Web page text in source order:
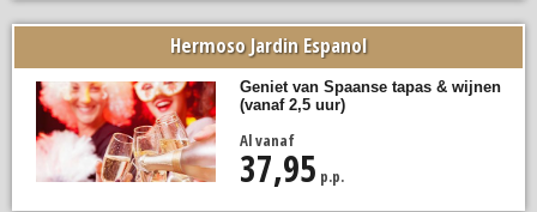
Hermoso Jardin Espanol
Geniet van Spaanse tapas & wijnen
(vanaf 2,5 uur)
Al vanaf
37,95 p.p.